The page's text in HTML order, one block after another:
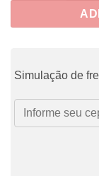
Simulação de